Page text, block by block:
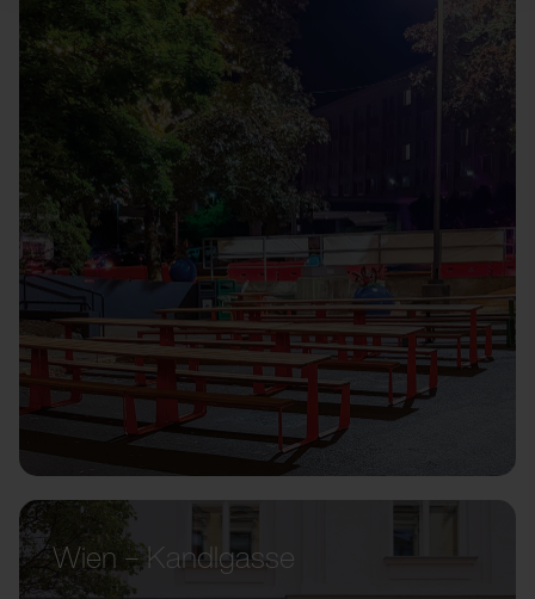
Wien – Kandlgasse